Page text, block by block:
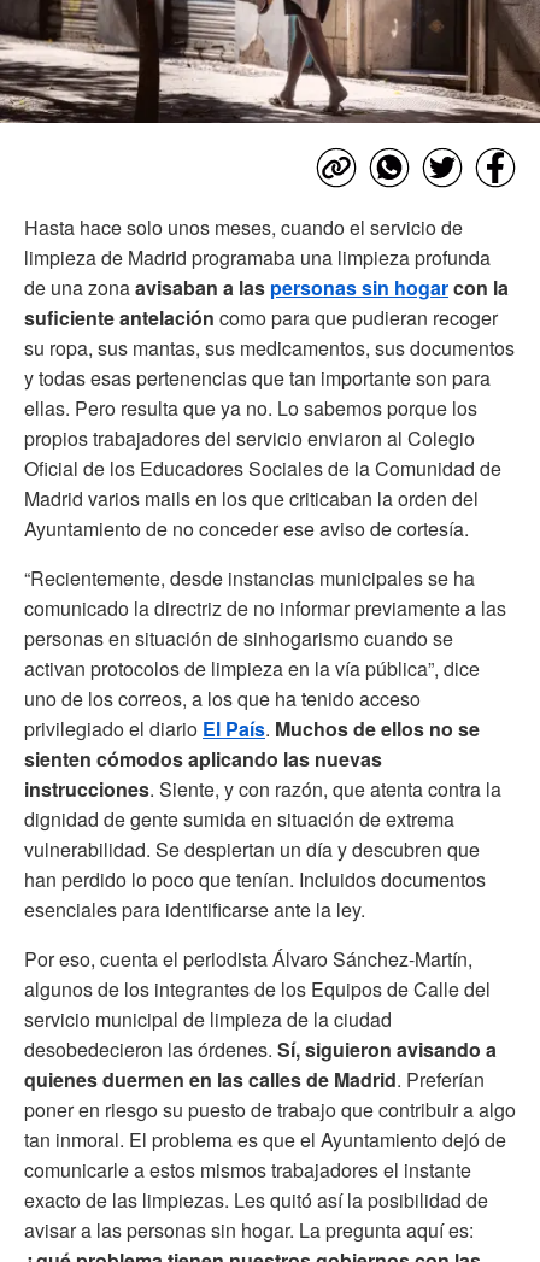
Hasta hace solo unos meses, cuando el servicio de
limpieza de Madrid programaba una limpieza profunda
de una zonaavisaban a las personas sin hogarcon la
suficiente antelación como para que pudieran recoger
su ropa, sus mantas, sus medicamentos, sus documentos
y todas esas pertenencias que tan importante son para
ellas. Pero resulta que ya no. Lo sabemos porque los
propios trabajadores del servicio enviaron al Colegio
Oficial de los Educadores Sociales de la Comunidad de
Madrid varios mails en los que criticaban la orden del
Ayuntamiento de no conceder ese aviso de cortesía.
“Recientemente, desde instancias municipales se ha
comunicado la directriz de no informar previamente a las
personas en situación de sinhogarismo cuando se
activan protocolos de limpieza en la vía pública”, dice
uno de los correos, a los que ha tenido acceso
privilegiado el diario El País. Muchos de ellos no se
sienten cómodos aplicando las nuevas
instrucciones. Siente, y con razón, que atenta contra la
dignidad de gente sumida en situación de extrema
vulnerabilidad. Se despiertan un día y descubren que
han perdido lo poco que tenían. Incluidos documentos
esenciales para identificarse ante la ley.
Por eso, cuenta el periodista Álvaro Sánchez-Martín,
algunos de los integrantes de los Equipos de Calle del
servicio municipal de limpieza de la ciudad
desobedecieron las órdenes. Sí, siguieron avisando a
quienes duermen en las calles de Madrid. Preferían
poner en riesgo su puesto de trabajo que contribuir a algo
tan inmoral. El problema es que el Ayuntamiento dejó de
comunicarle a estos mismos trabajadores el instante
exacto de las limpiezas. Les quitó así la posibilidad de
avisar a las personas sin hogar. La pregunta aquí es: